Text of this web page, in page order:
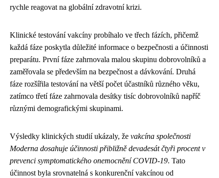
rychle reagovat na globální zdravotní krizi.
Klinické testování vakcíny probíhalo ve třech fázích, přičemž
každá fáze poskytla důležité informace o bezpečnosti a účinnosti
preparátu. První fáze zahrnovala malou skupinu dobrovolníků a
zaměřovala se především na bezpečnost a dávkování. Druhá
fáze rozšířila testování na větší počet účastníků různého věku,
zatímco třetí fáze zahrnovala desítky tisíc dobrovolníků napříč
různými demografickými skupinami.
Výsledky klinických studií ukázaly, že vakcína společnosti
Moderna dosahuje účinnosti přibližně devadesát čtyři procent v
prevenci symptomatického onemocnění COVID-19. Tato
účinnost byla srovnatelná s konkurenční vakcínou od